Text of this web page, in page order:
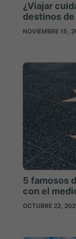
¿Viajar
destinos
NOVIEMBRE 15,
5 famosos
con el
OCTUBRE 22,